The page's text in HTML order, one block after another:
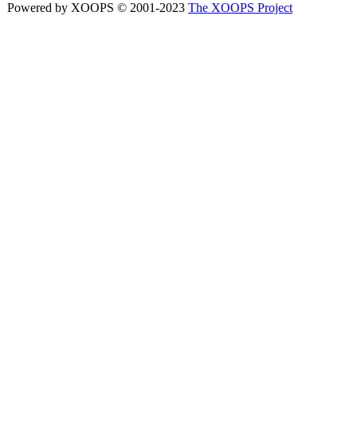
Powered by XOOPS © 2001-2023 The XOOPS Project